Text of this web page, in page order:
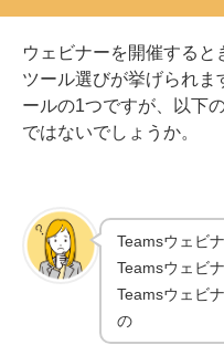
ウェビナーを開催する
ツール選びが挙げられま
ールの1つですが、以下
ではないでしょうか。
Teamsウェビ
Teamsウェビ
Teamsウェビ
の